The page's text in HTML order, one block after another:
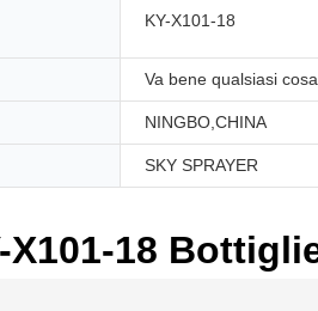
KY-X101-18
Va bene qualsiasi cosa
NINGBO,CHINA
SKY SPRAYER
X101-18